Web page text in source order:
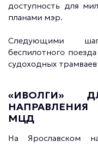
доступность для
планами мэр.
Следующими
беспилотного
судоходных
«ИВОЛГИ»
МЦД
На Ярославском